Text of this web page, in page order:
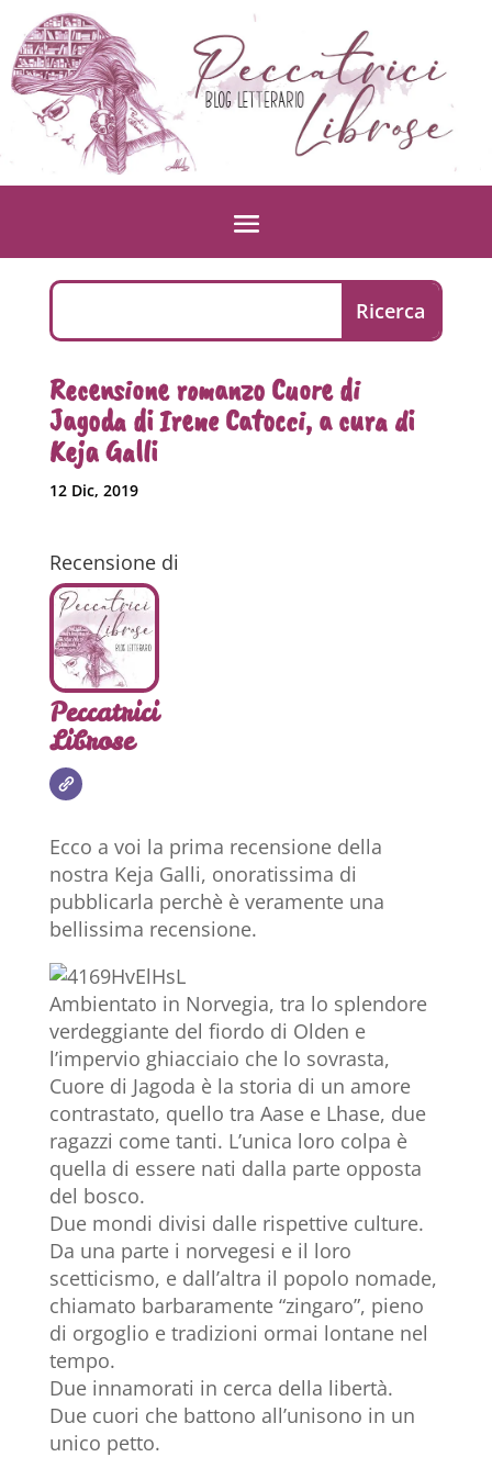
Recensione romanzo Cuore di
Jagoda di Irene Catocci, a cura di
Keja Galli
12 Dic, 2019
Recensione di
Peccatrici
Librose
Ecco a voi la prima recensione della
nostra Keja Galli, onoratissima di
pubblicarla perchè è veramente una
bellissima recensione.
Ambientato in Norvegia, tra lo splendore
verdeggiante del fiordo di Olden e
l’impervio ghiacciaio che lo sovrasta,
Cuore di Jagoda è la storia di un amore
contrastato, quello tra Aase e Lhase, due
ragazzi come tanti. L’unica loro colpa è
quella di essere nati dalla parte opposta
del bosco.
Due mondi divisi dalle rispettive culture.
Da una parte i norvegesi e il loro
scetticismo, e dall’altra il popolo nomade,
chiamato barbaramente “zingaro”, pieno
di orgoglio e tradizioni ormai lontane nel
tempo.
Due innamorati in cerca della libertà.
Due cuori che battono all’unisono in un
unico petto.